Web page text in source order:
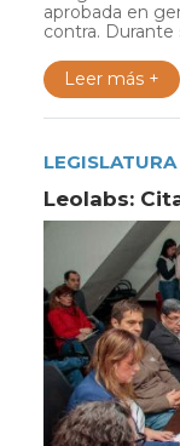
aprobada en
contra.
Leer más +
LEGISLATURA
Leolabs: